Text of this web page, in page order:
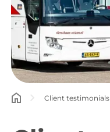
Client testimonials